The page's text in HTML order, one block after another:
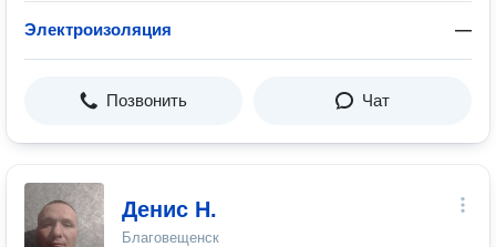
Электроизоляция —
Позвонить Чат
Денис Н.
Благовещенск